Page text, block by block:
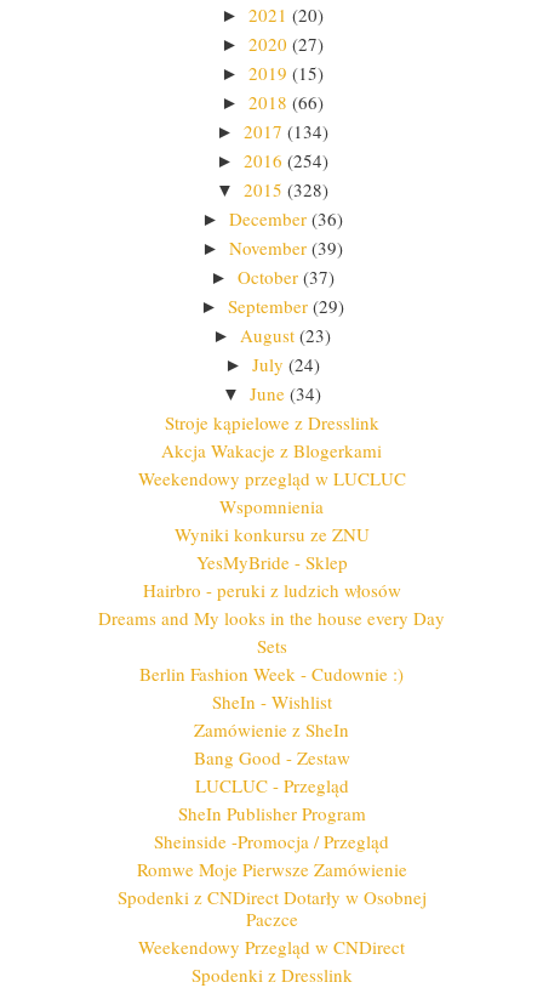
► 2021 (20)
► 2020 (27)
► 2019 (15)
► 2018 (66)
► 2017 (134)
► 2016 (254)
▼ 2015 (328)
► December (36)
► November (39)
► October (37)
► September (29)
► August (23)
► July (24)
▼ June (34)
Stroje kąpielowe z Dresslink
Akcja Wakacje z Blogerkami
Weekendowy przegląd w LUCLUC
Wspomnienia
Wyniki konkursu ze ZNU
YesMyBride - Sklep
Hairbro - peruki z ludzich włosów
Dreams and My looks in the house every Day
Sets
Berlin Fashion Week - Cudownie :)
SheIn - Wishlist
Zamówienie z SheIn
Bang Good - Zestaw
LUCLUC - Przegląd
SheIn Publisher Program
Sheinside -Promocja / Przegląd
Romwe Moje Pierwsze Zamówienie
Spodenki z CNDirect Dotarły w Osobnej
Paczce
Weekendowy Przegląd w CNDirect
Spodenki z Dresslink